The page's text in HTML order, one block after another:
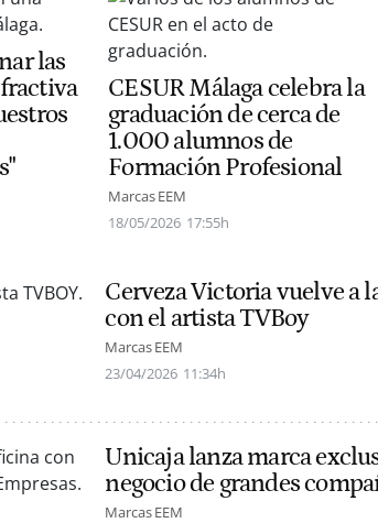
las
CESUR Málaga celebra la
graduación de cerca de
1.000 alumnos de
Formación Profesional
Marcas EEM
18/05/2026 17:55h
Cerveza Victoria vuelve a
con el artista TVBoy
Marcas EEM
23/04/2026 11:34h
Unicaja lanza marca
negocio de grandes
Marcas EEM